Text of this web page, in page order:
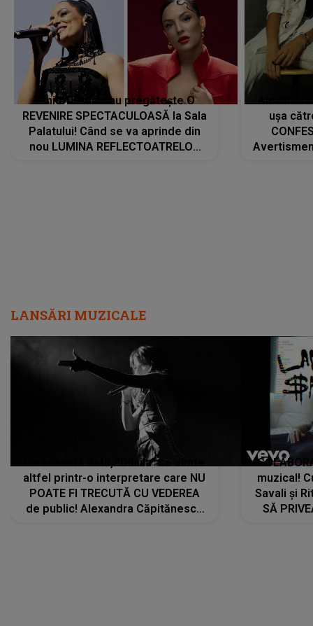
Tania Turtureanu pregătește O
REVENIRE SPECTACULOASĂ la Sala
Palatului! Când se va aprinde din
nou LUMINA REFLECTOATRELOR
ușa
LANSĂRI MUZICALE
De această dată, "Dilaila" se simte
altfel printr-o interpretare care NU
POATE FI TRECUTĂ CU VEDEREA
de public! Alexandra Căpitănescu
muzical!
Savali și
SĂ